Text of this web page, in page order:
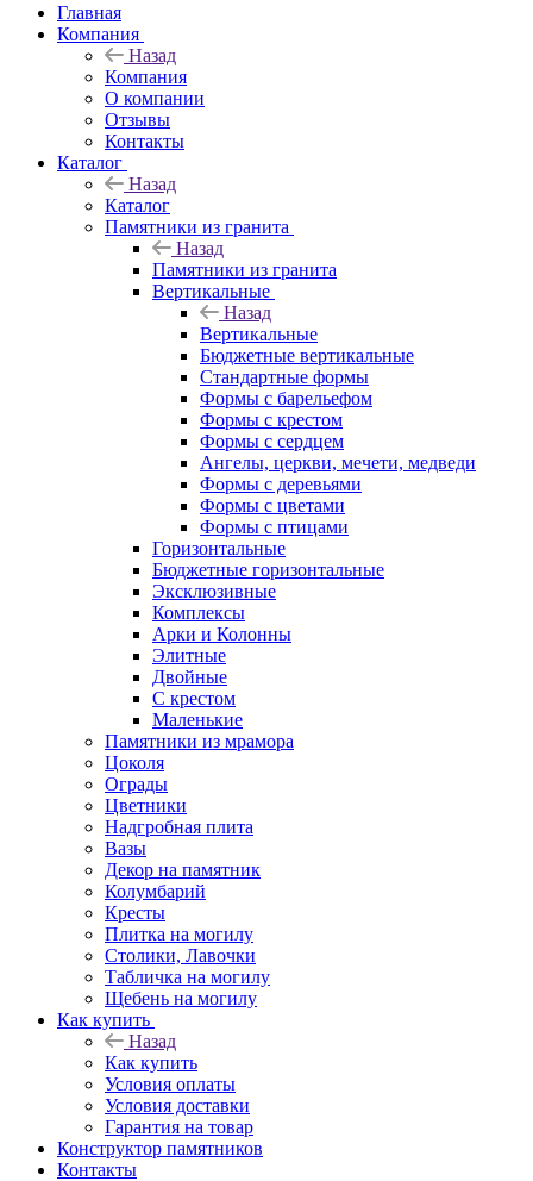
Главная
Компания
Назад
Компания
О компании
Отзывы
Контакты
Каталог
Назад
Каталог
Памятники из гранита
Назад
Памятники из гранита
Вертикальные
Назад
Вертикальные
Бюджетные вертикальные
Стандартные формы
Формы с барельефом
Формы с крестом
Формы с сердцем
Ангелы, церкви, мечети, медведи
Формы с деревьями
Формы с цветами
Формы с птицами
Горизонтальные
Бюджетные горизонтальные
Эксклюзивные
Комплексы
Арки и Колонны
Элитные
Двойные
С крестом
Маленькие
Памятники из мрамора
Цоколя
Ограды
Цветники
Надгробная плита
Вазы
Декор на памятник
Колумбарий
Кресты
Плитка на могилу
Столики, Лавочки
Табличка на могилу
Щебень на могилу
Как купить
Назад
Как купить
Условия оплаты
Условия доставки
Гарантия на товар
Конструктор памятников
Контакты